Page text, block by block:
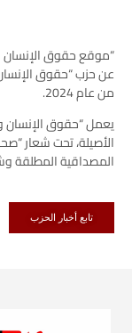
“موقع حقوق الإنسان
من عام 2024.
يعمل “حقوق الإنسان
الأصيلة، تحت شعار
المصداقية المطلقة
تابع أخبار الحزب